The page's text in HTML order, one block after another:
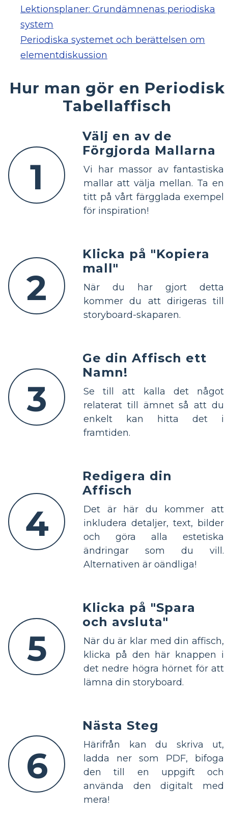
Lektionsplaner: Grundämnenas periodiska
system
Periodiska systemet och berättelsen om
elementdiskussion
Hur man gör en Periodisk
Tabellaffisch
1
Välj en av de
Förgjorda Mallarna
Vi har massor av fantastiska
mallar att välja mellan. Ta en
titt på vårt färgglada exempel
för inspiration!
2
Klicka på "Kopiera
mall"
När du har gjort detta
kommer du att dirigeras till
storyboard-skaparen.
3
Ge din Affisch ett
Namn!
Se till att kalla det något
relaterat till ämnet så att du
enkelt kan hitta det i
framtiden.
4
Redigera din
Affisch
Det är här du kommer att
inkludera detaljer, text, bilder
och göra alla estetiska
ändringar som du vill.
Alternativen är oändliga!
5
Klicka på "Spara
och avsluta"
När du är klar med din affisch,
klicka på den här knappen i
det nedre högra hörnet för att
lämna din storyboard.
6
Nästa Steg
Härifrån kan du skriva ut,
ladda ner som PDF, bifoga
den till en uppgift och
använda den digitalt med
mera!